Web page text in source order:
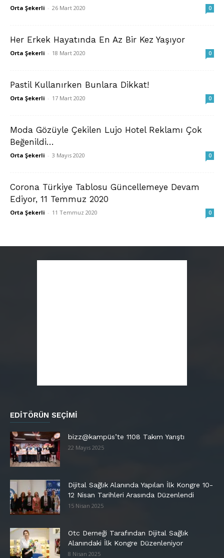
Orta Şekerli - 26 Mart 2020 0
Her Erkek Hayatında En Az Bir Kez Yaşıyor
Orta Şekerli - 18 Mart 2020 0
Pastil Kullanırken Bunlara Dikkat!
Orta Şekerli - 17 Mart 2020 0
Moda Gözüyle Çekilen Lujo Hotel Reklamı Çok
Beğenildi…
Orta Şekerli - 3 Mayıs 2020 0
Corona Türkiye Tablosu Güncellemeye Devam
Ediyor, 11 Temmuz 2020
Orta Şekerli - 11 Temmuz 2020 0
EDITÖRÜN SEÇIMI
bizz@kampüs’te 1108 Takım Yarıştı
22 Mayıs 2025
Dijital Sağlık Alanında Yapılan İlk Kongre 10-
12 Nisan Tarihleri Arasında Düzenlendi
15 Nisan 2025
Otc Derneği Tarafından Dijital Sağlık
Alanındaki İlk Kongre Düzenleniyor
8 Nisan 2025